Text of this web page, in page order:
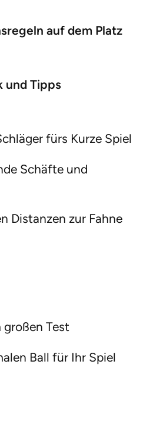
auf dem Platz
und Tipps
fürs Kurze Spiel
Schäfte und
Distanzen zur Fahne
großen Test
Ball für Ihr Spiel